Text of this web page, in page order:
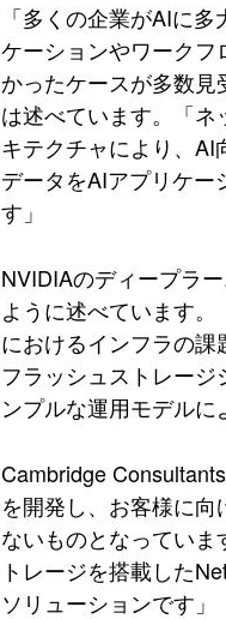
「多くの企業がAIに
ケーションやワーク
かったケースが多数見
は述べています。「
キテクチャにより、
データをAIアプリケー
す」
NVIDIAのディープラ
ように述べています
におけるインフラの
フラッシュストレー
ンプルな運用モデルに
Cambridge
を開発し、お客様に
ないものとなってい
トレージを搭載した
ソリューションです」